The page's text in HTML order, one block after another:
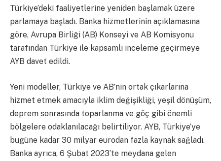
Türkiye’deki faaliyetlerine yeniden başlamak üzere
parlamaya başladı. Banka hizmetlerinin açıklamasına
göre, Avrupa Birliği (AB) Konseyi ve AB Komisyonu
tarafından Türkiye ile kapsamlı inceleme geçirmeye
AYB davet edildi.
Yeni modeller, Türkiye ve AB’nin ortak çıkarlarına
hizmet etmek amacıyla iklim değişikliği, yeşil dönüşüm,
deprem sonrasında toparlanma ve göç gibi önemli
bölgelere odaklanılacağı belirtiliyor. AYB, Türkiye’ye
bugüne kadar 30 milyar eurodan fazla kaynak sağladı.
Banka ayrıca, 6 Şubat 2023’te meydana gelen